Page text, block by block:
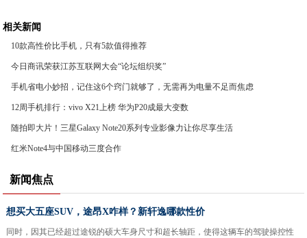
相关新闻
10款高性价比手机，只有5款值得推荐
今日商讯荣获江苏互联网大会“论坛组织奖”
手机省电小妙招，记住这6个窍门就够了，无需再为电量不足而焦虑
12周手机排行：vivo X21上榜 华为P20成最大变数
随拍即大片！三星Galaxy Note20系列专业影像力让你尽享生活
红米Note4与中国移动三度合作
新闻焦点
想买大五座SUV，途昂X咋样？新轩逸哪款性价
同时，因其已经超过途锐的硕大车身尺寸和超长轴距，使得这辆车的驾驶操控性